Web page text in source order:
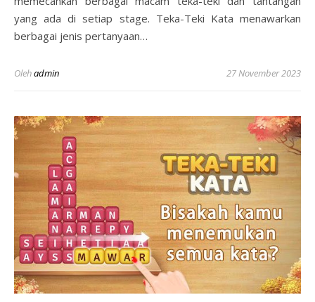
yang ada di setiap stage. Teka-Teki Kata menawarkan
berbagai jenis pertanyaan…
Olehadmin 27 November 2023